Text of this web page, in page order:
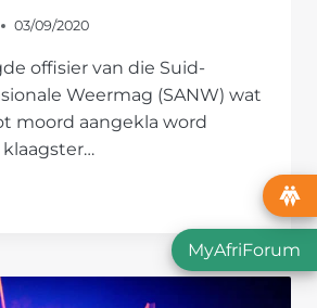
03/09/2020
offisier van die Suid-
Weermag (SANW) wat
moord aangekla word
MyAfriForum